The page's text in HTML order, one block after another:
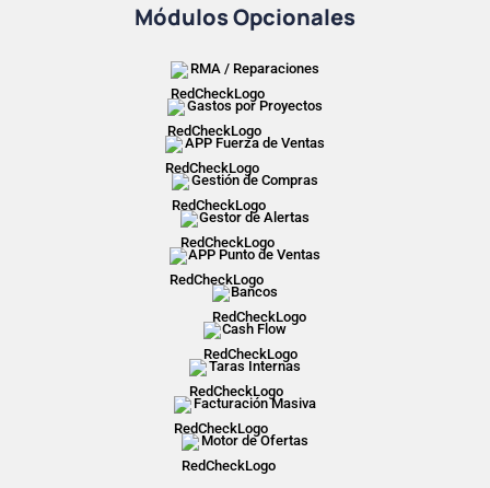
Módulos Opcionales
RMA / Reparaciones
Gastos por Proyectos
APP Fuerza de Ventas
Gestión de Compras
Gestor de Alertas
APP Punto de Ventas
Bancos
Cash Flow
Taras Internas
Facturación Masiva
Motor de Ofertas